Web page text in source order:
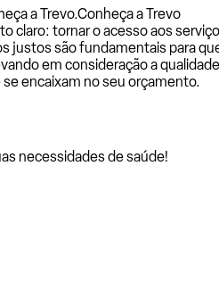
a Trevo.Conheça a Trevo
claro: tornar o acesso aos
justos são fundamentais para
em consideração a
encaixam no seu orçamento.
necessidades de saúde!